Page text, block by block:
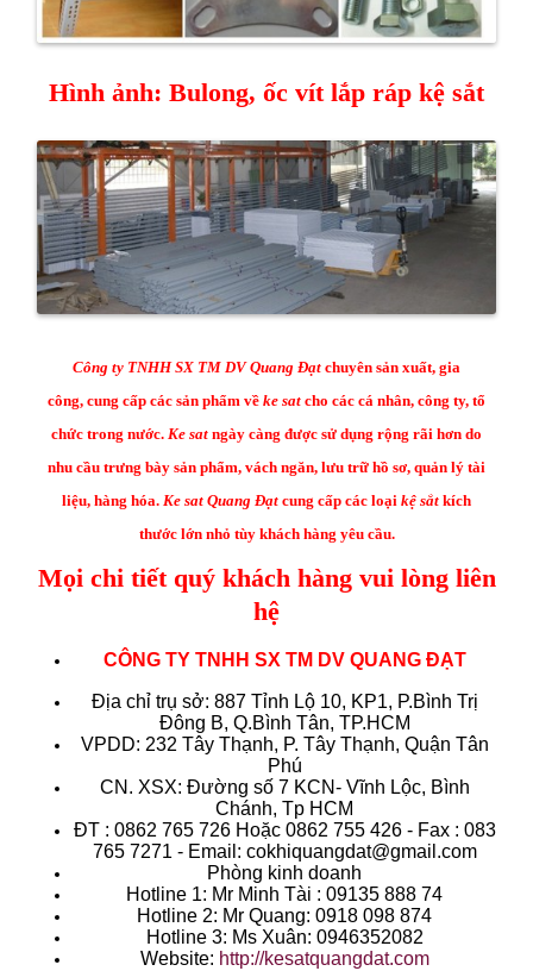
Hình ảnh: Bulong, ốc vít lắp ráp kệ sắt
Công ty TNHH SX TM DV Quang Đạt chuyên sản xuất, gia
công, cung cấp các sản phẩm về ke sat cho các cá nhân, công ty, tổ
chức trong nước. Ke sat ngày càng được sử dụng rộng rãi hơn do
nhu cầu trưng bày sản phẩm, vách ngăn, lưu trữ hồ sơ, quản lý tài
liệu, hàng hóa. Ke sat Qua​ng Đạt cung cấp các loại kệ sắt kích
thước lớn nhỏ tùy khách hàng yêu cầu.
Mọi chi tiết quý khách hàng vui lòng liên
hệ
CÔNG TY TNHH SX TM DV QUANG ĐẠT
Địa chỉ trụ sở: 887 Tỉnh Lộ 10, KP1, P.Bình Trị
Đông B, Q.Bình Tân, TP.HCM
VPDD: 232 Tây Thạnh, P. Tây Thạnh, Quận Tân
Phú
CN. XSX: Đường số 7 KCN- Vĩnh Lộc, Bình
Chánh, Tp HCM
ÐT : 0862 765 726 Hoặc 0862 755 426 - Fax : 083
765 7271 - Email: cokhiquangdat@gmail.com
Phòng kinh doanh
Hotline 1: Mr Minh Tài : 09135 888 74
Hotline 2: Mr Quang: 0918 098 874
Hotline 3: Ms Xuân: 0946352082
Website: http://kesatquangdat.com